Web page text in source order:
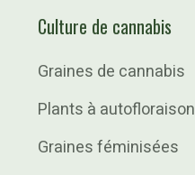
Culture de cannabis
Graines de cannabis
Plants à autofloraison
Graines féminisées